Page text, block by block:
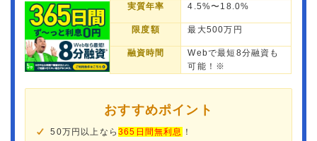
実質年率 4.5%〜18.0%
限度額 最大500万円
融資時間
Webで最短8分融資も
可能！※
おすすめポイント
50万円以上なら365日間無利息
！